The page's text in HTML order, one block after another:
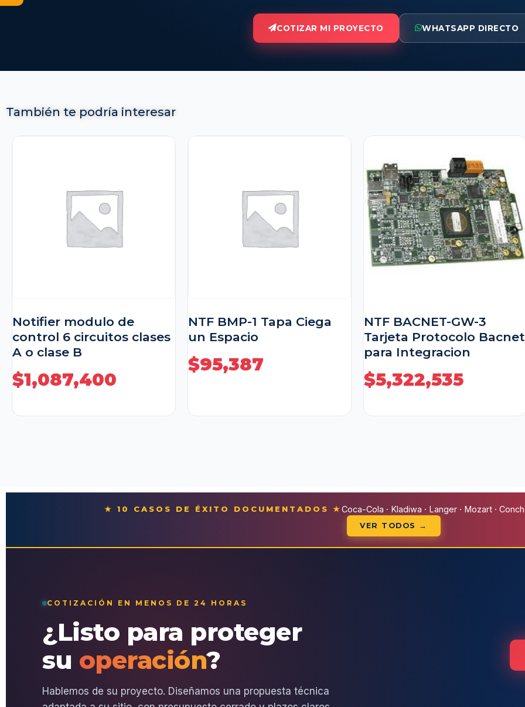
COTIZAR MI PROYECTO WHATSAPP DIRECTO
También te podría interesar
Notifier modulo de
control 6 circuitos clases
A o clase B
$1,087,400
NTF BMP-1 Tapa Ciega
un Espacio
$95,387
NTF BACNET-GW-3
Tarjeta Protocolo Bacnet
para Integracion
$5,322,535
★ 10 CASOS DE ÉXITO DOCUMENTADOS ★Coca-Cola · Kladiwa · Langer · Mozart ·
VER TODOS →
COTIZACIÓN EN MENOS DE 24 HORAS
¿Listo para proteger
su operación?
Hablemos de su proyecto. Diseñamos una propuesta técnica